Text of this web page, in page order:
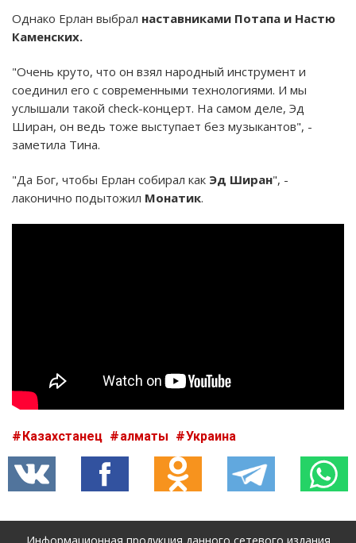
Однако Ерлан выбрал наставниками Потапа и Настю
Каменских.
"Очень круто, что он взял народный инструмент и
соединил его с современными технологиями. И мы
услышали такой check-концерт. На самом деле, Эд
Ширан, он ведь тоже выступает без музыкантов", -
заметила Тина.
"Да Бог, чтобы Ерлан собирал как Эд Ширан", -
лаконично подытожил Монатик.
Казахстанец алматы Украина